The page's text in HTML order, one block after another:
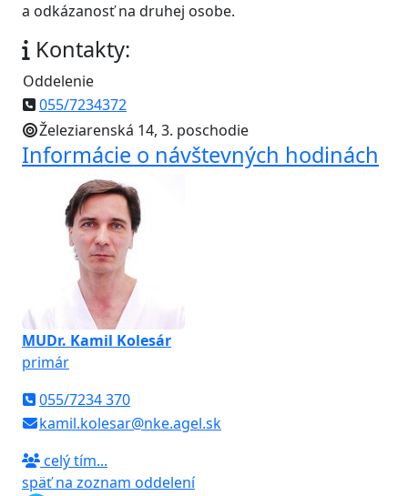
a odkázanosť na druhej osobe.
Kontakty:
Oddelenie
055/7234372
Železiarenská 14, 3. poschodie
Informácie o návštevných hodinách
MUDr. Kamil Kolesár
primár
055/7234 370
kamil.kolesar@nke.agel.sk
celý tím...
späť na zoznam oddelení